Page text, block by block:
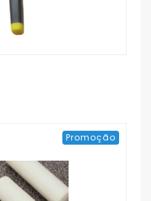
Promoção